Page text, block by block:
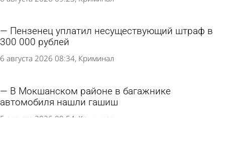
Пензенец уплатил несуществующий штраф в
300 000 рублей
6 августа 2026 08:34 Криминал
В Мокшанском районе в багажнике
автомобиля нашли гашиш
5 августа 2026 09:54 Криминал